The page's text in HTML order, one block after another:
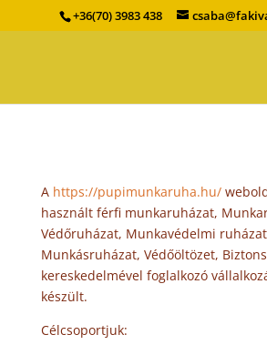
+36(70) 3983 438
A https://pupimunkaruha.hu/
használt férfi munkaruházat,
Védőruházat, Munkavédelmi
Munkásruházat, Védőöltözet,
kereskedelmével foglalkozó
készült.
Célcsoportjuk: